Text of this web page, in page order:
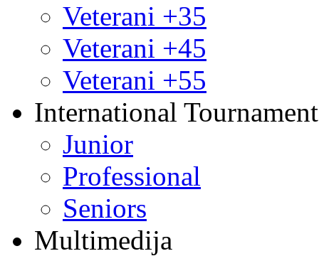
Veterani +35
Veterani +45
Veterani +55
International
Junior
Professional
Seniors
Multimedija